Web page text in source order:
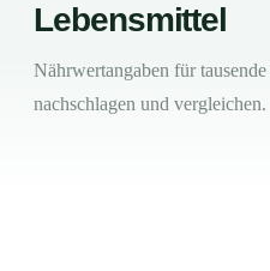
Lebensmittel
Nährwertangaben für
nachschlagen und vergleichen.